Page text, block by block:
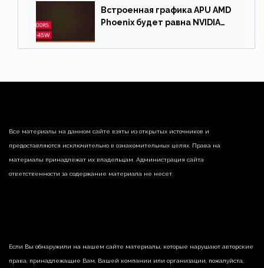
Встроенная графика APU AMD
Phoenix будет равна NVIDIA
Все материалы на данном сайте взяты из открытых источников и
предоставляются исключительно в ознакомительных целях. Права на
материалы принадлежат их владельцам. Администрация сайта
ответственности за содержание материала не несет.
Если Вы обнаружили на нашем сайте материалы, которые нарушают авторские
права, принадлежащие Вам, Вашей компании или организации, пожалуйста,